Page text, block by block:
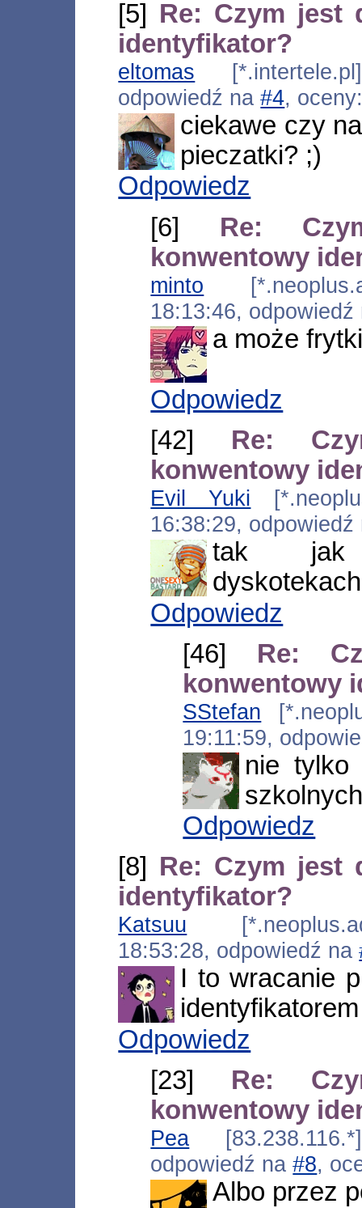
[5] Re: Czym jest
identyfikator?
eltomas
odpowiedź na#4,
ciekawe czy
pieczatki? ;)
Odpowiedz
[6] Re:
konwentowy
minto
18:13:46,
a może
Odpowiedz
[42] Re:
konwentowy
Evil Yuki
16:38:29,
tak jak
Odpowiedz
[46] Re:
konwentowy
SStefan
19:11:59,
nie tylko
Odpowiedz
[8] Re: Czym jest
identyfikator?
Katsuu
18:53:28, odpowiedź na
I to wracanie
Odpowiedz
[23] Re:
konwentowy
Pea
odpowiedź na#8,
Albo przez